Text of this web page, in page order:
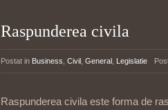
Raspunderea civila
Postat in Business Civil General Legislatie
Raspunderea civila este forma de